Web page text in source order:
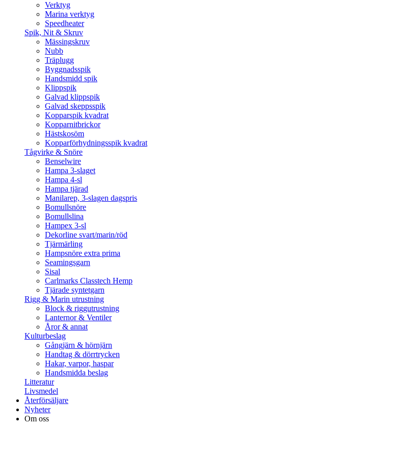
Verktyg
Marina verktyg
Speedheater
Spik, Nit & Skruv
Mässingskruv
Nubb
Träplugg
Byggnadsspik
Handsmidd spik
Klippspik
Galvad klippspik
Galvad skeppsspik
Kopparspik kvadrat
Kopparnitbrickor
Hästskosöm
Kopparförhydningsspik kvadrat
Tågvirke & Snöre
Benselwire
Hampa 3-slaget
Hampa 4-sl
Hampa tjärad
Manilarep, 3-slagen dagspris
Bomullsnöre
Bomullslina
Hampex 3-sl
Dekorline svart/marin/röd
Tjärmärling
Hampsnöre extra prima
Seamingsgarn
Sisal
Carlmarks Classtech Hemp
Tjärade syntetgarn
Rigg & Marin utrustning
Block & riggutrustning
Lanternor & Ventiler
Åror & annat
Kulturbeslag
Gångjärn & hörnjärn
Handtag & dörrtrycken
Hakar, varpor, haspar
Handsmidda beslag
Litteratur
Livsmedel
Återförsäljare
Nyheter
Om oss